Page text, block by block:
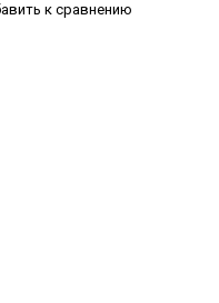
к сравнению